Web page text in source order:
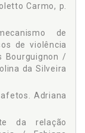
Carmo, p.
de
de violência
Bourguignon /
da Silveira
Adriana
da relação